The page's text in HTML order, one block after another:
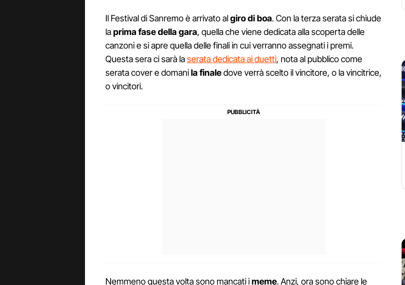
Il Festival di Sanremo è arrivato algiro di boa. Con la terza serata si chiude
laprima fase della gara, quella che viene dedicata alla scoperta delle
canzoni e si apre quella delle finali in cui verranno assegnati i premi.
Questa sera ci sarà laserata dedicata ai duetti, nota al pubblico come
serata cover e domanila finaledove verrà scelto il vincitore, o la vincitrice,
o vincitori.
Nemmeno questa volta sono mancati imeme. Anzi, ora sono chiare le